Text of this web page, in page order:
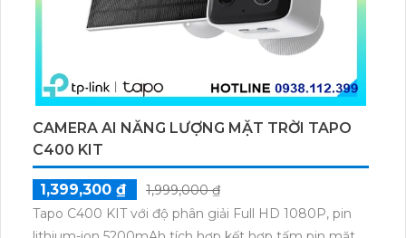
CAMERA AI NĂNG LƯỢNG MẶT TRỜI TAPO
C400 KIT
1,399,300 ₫
1,999,000 ₫
Tapo C400 KIT với độ phân giải Full HD 1080P, pin